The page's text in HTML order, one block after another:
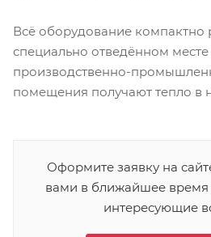
Всё оборудование компактно
специально отведённом месте
производственно-
помещения получают тепло в
Оформите заявку на
вами в ближайшее время
интересующие